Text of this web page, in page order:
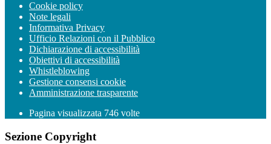
Cookie policy
Note legali
Informativa Privacy
Ufficio Relazioni con il Pubblico
Dichiarazione di accessibilità
Obiettivi di accessibilità
Whistleblowing
Gestione consensi cookie
Amministrazione trasparente
Pagina visualizzata 746 volte
Sezione Copyright